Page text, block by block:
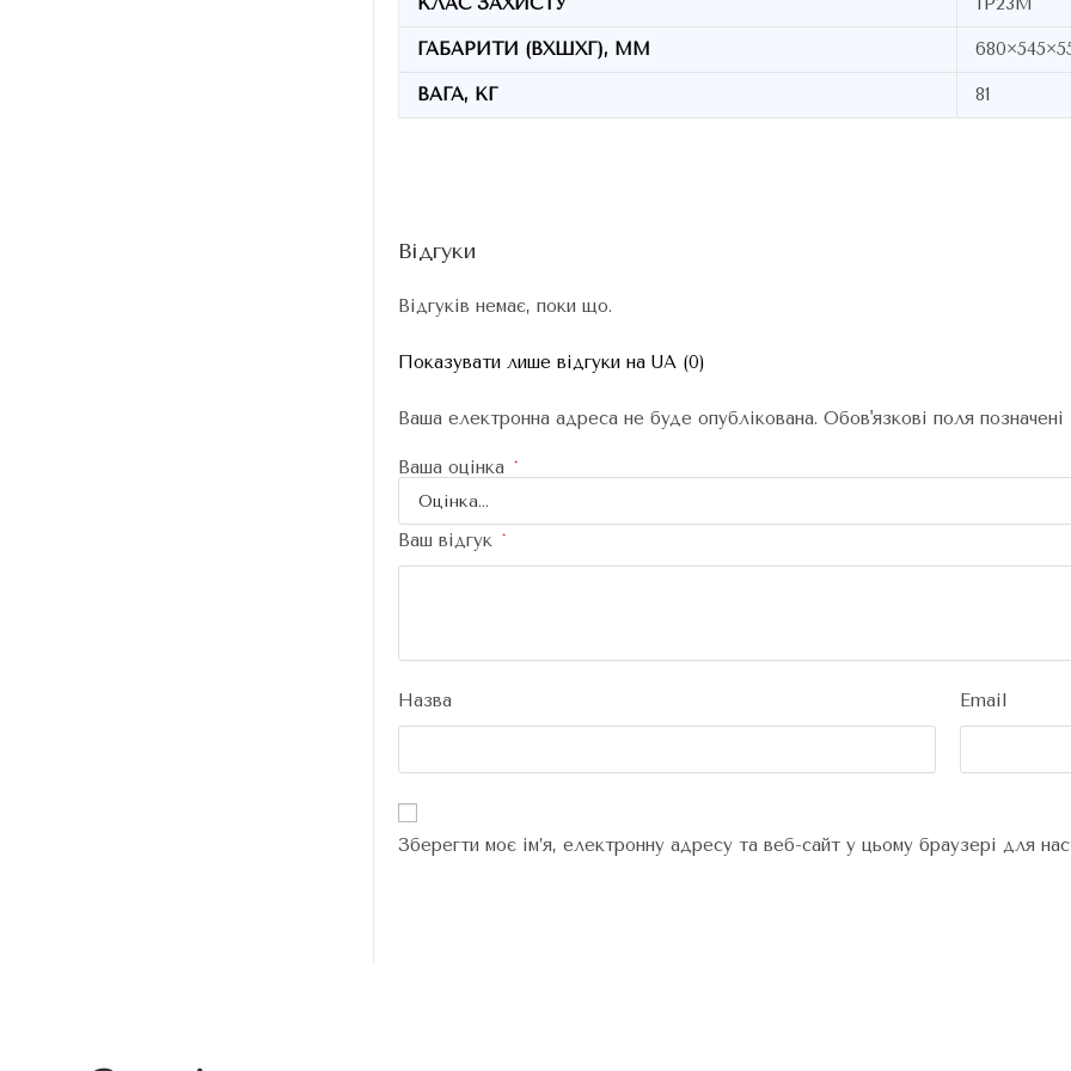
ГАБАРИТИ (ВХШХГ), ММ
ВАГА, КГ 81
Відгуки
Відгуків немає, поки що.
Показувати лише відгуки на UA (0)
Ваша електронна адреса не буде опублікована. Обов'язкові поля позначені
Ваша оцінка *
Ваш відгук *
Назва Email
Зберегти моє ім’я, електронну адресу та веб-сайт у цьому браузері для